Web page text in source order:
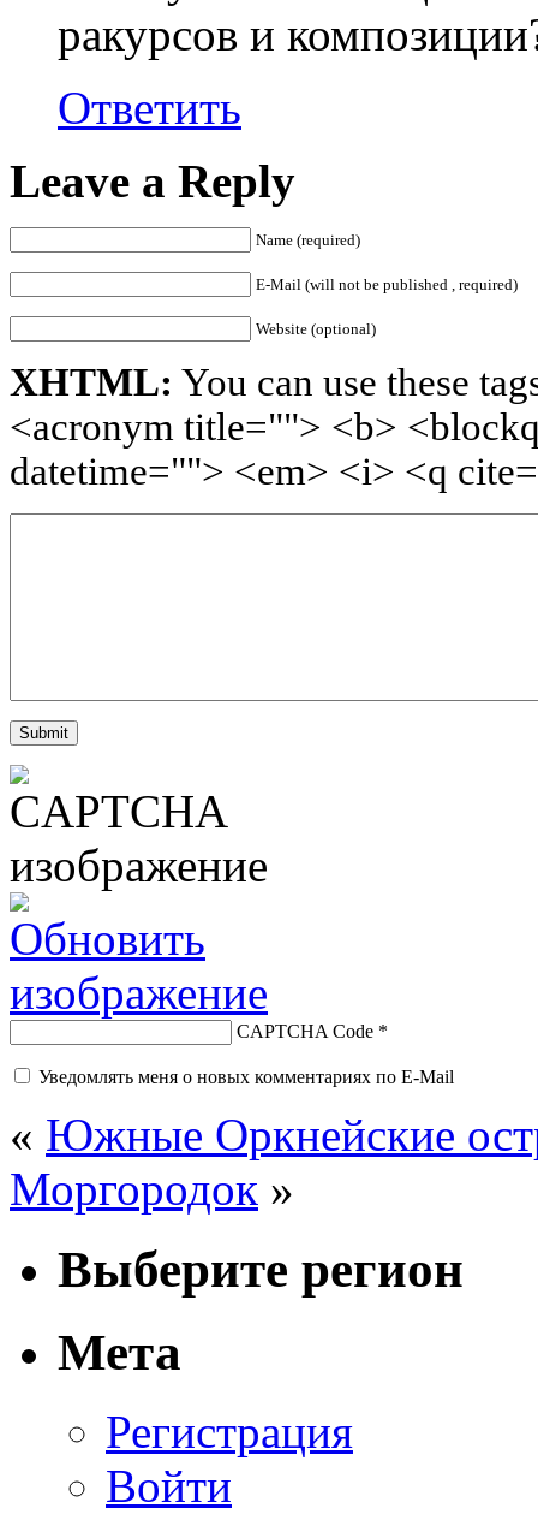
ракурсов и
Ответить
Leave a Reply
Name (required)
E-Mail (will not be published , required)
Website (optional)
XHTML: You can use these
<acronym title=""> <b>
datetime=""> <em> <i> <q
CAPTCHA Code *
Уведомлять меня о новых комментариях по E-Mail
« Южные Оркнейские
Моргородок »
Выберите регион
Мета
Регистрация
Войти